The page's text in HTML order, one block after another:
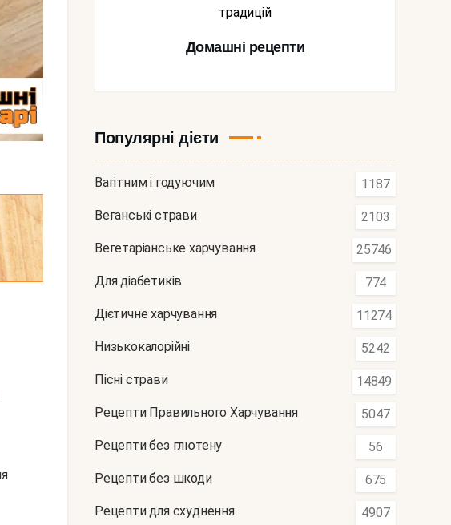
традицій
Домашні рецепти
Популярні дієти
Вагітним і годуючим 1187
Веганські страви 2103
Вегетаріанське харчування 25746
Для діабетиків 774
Дієтичне харчування 11274
Низькокалорійні 5242
Пісні страви 14849
Рецепти Правильного Харчування 5047
Рецепти без глютену 56
Рецепти без шкоди 675
Рецепти для схуднення 4907